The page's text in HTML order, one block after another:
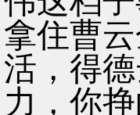
拿住曹
活，得
力，你